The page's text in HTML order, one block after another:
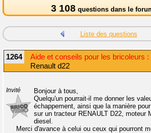
3 108 questions dans le
Liste des questions
1264 Aide et conseils pour les bricoleurs :
Renault d22
Invité
Bonjour à tous,
Quelqu'un pourrait-il me donner les
échappement, ainsi que la manière
sur un tracteur RENAULT D22, moteur
diesel.
Merci d'avance à celui ou ceux qui pourront